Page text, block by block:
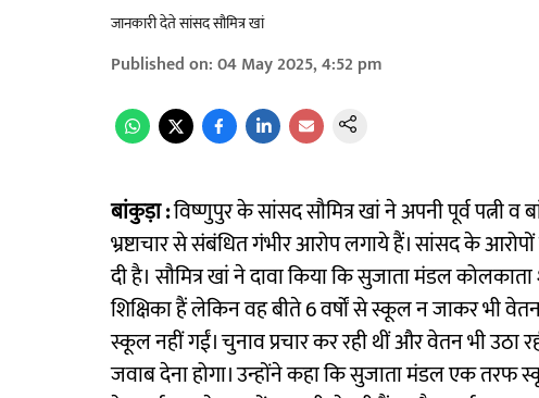
जानकारी देते सांसद सौमित्र खां
Published on:04 May 2025, 4:52 pm
बांकुड़ा :विष्णुपुर के सांसद सौमित्र खां ने अपनी पूर्व पत्नी
भ्रष्टाचार से संबंधित गंभीर आरोप लगाये हैं। सांसद के
दी है। सौमित्र खां ने दावा किया कि सुजाता मंडल
शिक्षिका हैं लेकिन वह बीते 6 वर्षों से स्कूल न जाकर भी
स्कूल नहीं गईं। चुनाव प्रचार कर रही थीं और वेतन भी उठा
जवाब देना होगा। उन्होंने कहा कि सुजाता मंडल एक तरफ